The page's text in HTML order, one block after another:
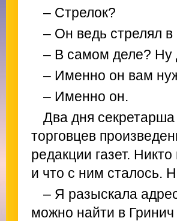
– Стрелок?
– Он ведь стрелял
– В самом деле? Ну
– Именно он вам
– Именно он.
Два дня
торговцев
редакции газет.
и что с ним сталось.
– Я разыскала
можно найти в